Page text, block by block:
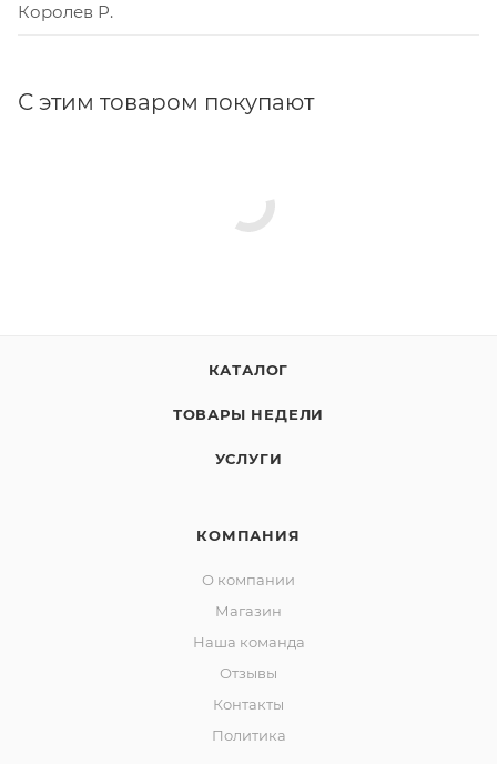
Королев Р.
С этим товаром покупают
КАТАЛОГ
ТОВАРЫ НЕДЕЛИ
УСЛУГИ
КОМПАНИЯ
О компании
Магазин
Наша команда
Отзывы
Контакты
Политика